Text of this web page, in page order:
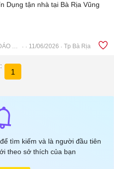
Dụng tận nhà tại Bà Rịa Vũng
RÚT TIỀN & ĐÁO HẠN THẺ TÍN DỤNG BRVT 11/06/2026 Tp Bà Rịa
1
để tìm kiếm và là người đầu tiên
theo sở thích của bạn